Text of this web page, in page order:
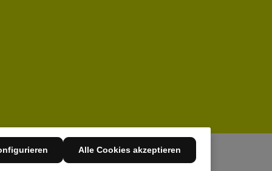
Alle Cookies akzeptieren